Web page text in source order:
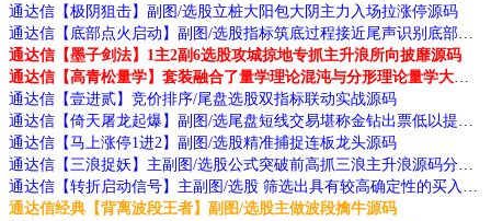
通达信【极阴狙击】副图/选股立桩大阳包大阴主力入场拉涨停源码
通达信【底部点火启动】副图/选股指标筑底过程接近尾声识别底部特征源码
通达信【墨子剑法】1主2副6选股攻城掠地专抓主升浪所向披靡源码
通达信【高青松量学】套装融合了量学理论混沌与分形理论量学大师作品源码
通达信【壹进贰】竞价排序/尾盘选股双指标联动实战源码
通达信【倚天屠龙起爆】副图/选尾盘短线交易堪称金钻出票低以提高交易胜率源码
通达信【马上涨停1进2】副图/选股精准捕捉连板龙头源码
通达信【三浪捉妖】主副图/选股公式突破前高抓三浪主升浪源码分享
通达信【转折启动信号】主副图/选股 筛选出具有较高确定性的买入信号指标源码
通达信经典【背离波段王者】副图/选股主做波段擒牛源码